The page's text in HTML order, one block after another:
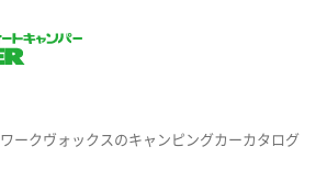
ワークヴォックスのキャンピングカーカタログ